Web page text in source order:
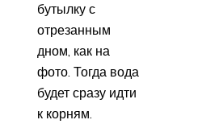
бутылку с
отрезанным
дном, как на
фото. Тогда вода
будет сразу идти
к корням.